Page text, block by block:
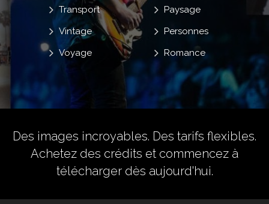
Paysage
Personnes
Romance
Transport
Vintage
Voyage
Des images incroyables. Des tarifs flexibles.
Achetez des crédits et commencez à
télécharger dès aujourd'hui.